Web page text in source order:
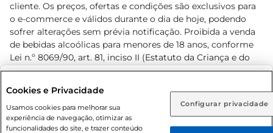
Rio de Janeiro (RJ) Goiás (GO)
Ou
cliente. Os preços, ofertas e condições são exclusivos para
o e-commerce e válidos durante o dia de hoje, podendo
sofrer alterações sem prévia notificação. Proibida a venda
de bebidas alcoólicas para menores de 18 anos, conforme
Lei n.º 8069/90, art. 81, inciso II (Estatuto da Criança e do
Adolescente). Preços e condições exclusivos para o
prévio. O valor mínimo para as compras on-line é de R$
80,00.
Cookies e Privacidade
Usamos cookies para melhorar sua
experiência de navegação, otimizar as
funcionalidades do site, e trazer conteúdo
Configurar privacidade